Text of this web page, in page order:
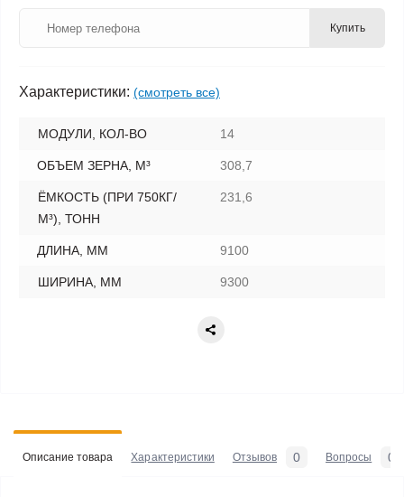
Купить
Характеристики: (смотреть все)
МОДУЛИ, КОЛ-ВО 14
ОБЪЕМ ЗЕРНА, М³ 308,7
ЁМКОСТЬ (ПРИ 750КГ/
М³), ТОНН
231,6
ДЛИНА, ММ 9100
ШИРИНА, ММ 9300
Описание товара Характеристики Отзывов 0 Вопросы 0